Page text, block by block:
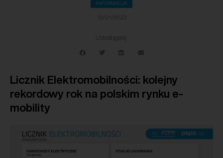
INFORMACJA
Udostępnij:
Licznik Elektromobilności: kolejny
rekordowy rok na polskim rynku e-
mobility